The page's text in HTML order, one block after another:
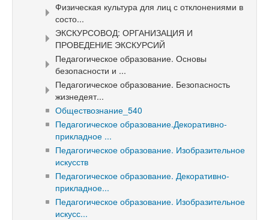
Физическая культура для лиц с отклонениями в
состо...
ЭКСКУРСОВОД: ОРГАНИЗАЦИЯ И
ПРОВЕДЕНИЕ ЭКСКУРСИЙ
Педагогическое образование. Основы
безопасности и ...
Педагогическое образование. Безопасность
жизнедеят...
Обществознание_540
Педагогическое образование.Декоративно-
прикладное ...
Педагогическое образование. Изобразительное
искусств
Педагогическое образование. Декоративно-
прикладное...
Педагогическое образование. Изобразительное
искусс...